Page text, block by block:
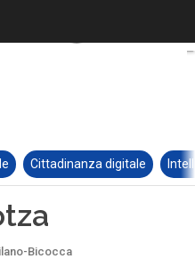
Cittadinanza digitale
Bicocca